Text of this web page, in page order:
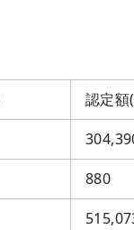
認定額
880